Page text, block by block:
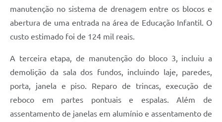
manutenção no sistema de drenagem entre os blocos e
abertura de uma entrada na área de Educação Infantil. O
custo estimado foi de 124 mil reais.
A terceira etapa, de manutenção do bloco 3, incluiu a
demolição da sala dos fundos, incluindo laje, paredes,
porta, janela e piso. Reparo de trincas, execução de
reboco em partes pontuais e espalas. Além de
assentamento de janelas em alumínio e assentamento de